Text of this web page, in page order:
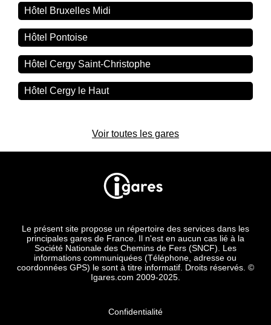
Hôtel Bruxelles Midi
Hôtel Pontoise
Hôtel Cergy Saint-Christophe
Hôtel Cergy le Haut
Voir toutes les gares
Le présent site propose un répertoire des services dans les
principales gares de France. Il n'est en aucun cas lié à la
Société Nationale des Chemins de Fers (SNCF). Les
informations communiquées (Téléphone, adresse ou
coordonnées GPS) le sont à titre informatif. Droits réservés. ©
Igares.com 2009-2025.
Confidentialité